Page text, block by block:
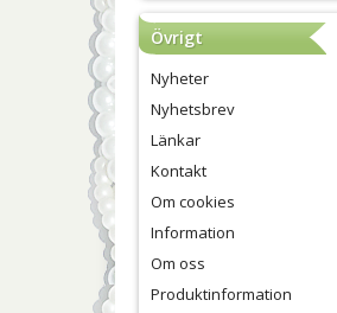
Övrigt
Nyheter
Nyhetsbrev
Länkar
Kontakt
Om cookies
Information
Om oss
Produktinformation